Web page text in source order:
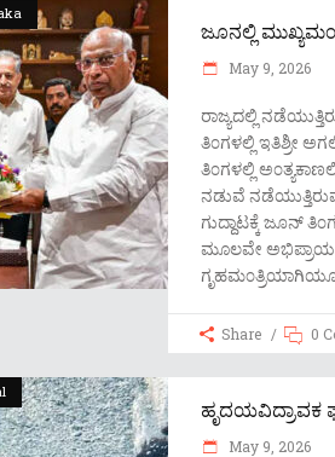
ಜೂನಲ್ಲಿ
May 9, 2026
ರಾಜ್ಯದಲ್ಲಿ
ತಿ೦ಗಳಲ್ಲಿ ಇತಿಶ್ರೀ
ತಿ೦ಗಳಲ್ಲಿ
ನಡುವೆ
ಗುದ್ದಾಟಕ್ಕೆ ಜೂನ್
ಮೂಲವೇ
Share 0
ಹೃದಯವಿದ್ರಾವಕ
May 9, 2026